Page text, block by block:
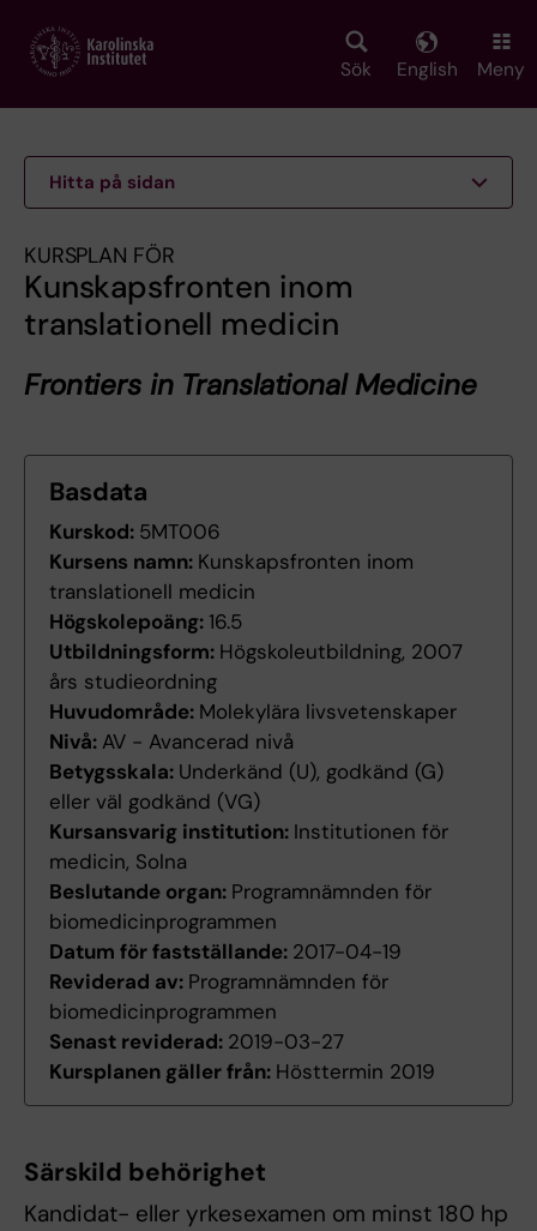
main
Sök English Meny
Hitta på sidan
KURSPLAN FÖR
Kunskapsfronten inom
translationell medicin
Frontiers in Translational Medicine
Basdata
Kurskod: 5MT006
Kursens namn: Kunskapsfronten inom
translationell medicin
Högskolepoäng:16.5
Utbildningsform: Högskoleutbildning, 2007
års studieordning
Huvudområde: Molekylära livsvetenskaper
Nivå: AV - Avancerad nivå
Betygsskala: Underkänd (U), godkänd (G)
eller väl godkänd (VG)
Kursansvarig institution: Institutionen för
medicin, Solna
Beslutande organ: Programnämnden för
biomedicinprogrammen
Datum för fastställande: 2017-04-19
Reviderad av: Programnämnden för
biomedicinprogrammen
Senast reviderad: 2019-03-27
Kursplanen gäller från: Hösttermin 2019
Särskild behörighet
Kandidat- eller yrkesexamen om minst 180 hp